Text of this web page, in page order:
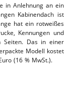
in Anlehnung an ein
Kabinendach ist
hat ein rotweißes
Kennungen und
Seiten. Das in einer
Modell kostet
(16 % MwSt.).